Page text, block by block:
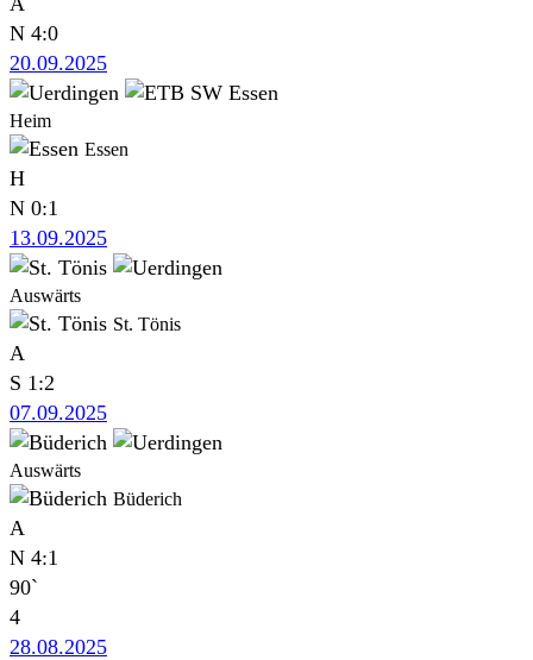
N 4:0
20.09.2025
Heim
Essen
H
N 0:1
13.09.2025
Auswärts
St. Tönis
A
S 1:2
07.09.2025
Auswärts
Büderich
A
N 4:1
90`
4
28.08.2025